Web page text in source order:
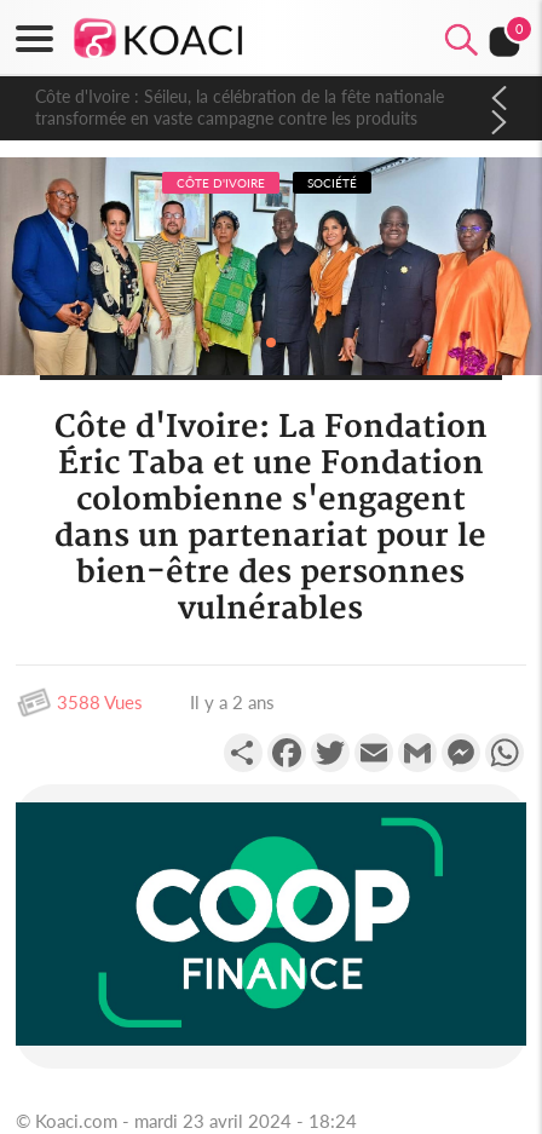
0
Côte d'Ivoire : Séileu, la célébration de la fête nationale
transformée en vaste campagne contre les produits
dépigmentants dangereux
CÔTE D'IVOIRE SOCIÉTÉ
Côte d'Ivoire: La Fondation
Éric Taba et une Fondation
colombienne s'engagent
dans un partenariat pour le
bien-être des personnes
vulnérables
3588 Vues Il y a 2 ans
PartagerFacebookTwitterEmail Gmail
© Koaci.com - mardi 23 avril 2024 - 18:24